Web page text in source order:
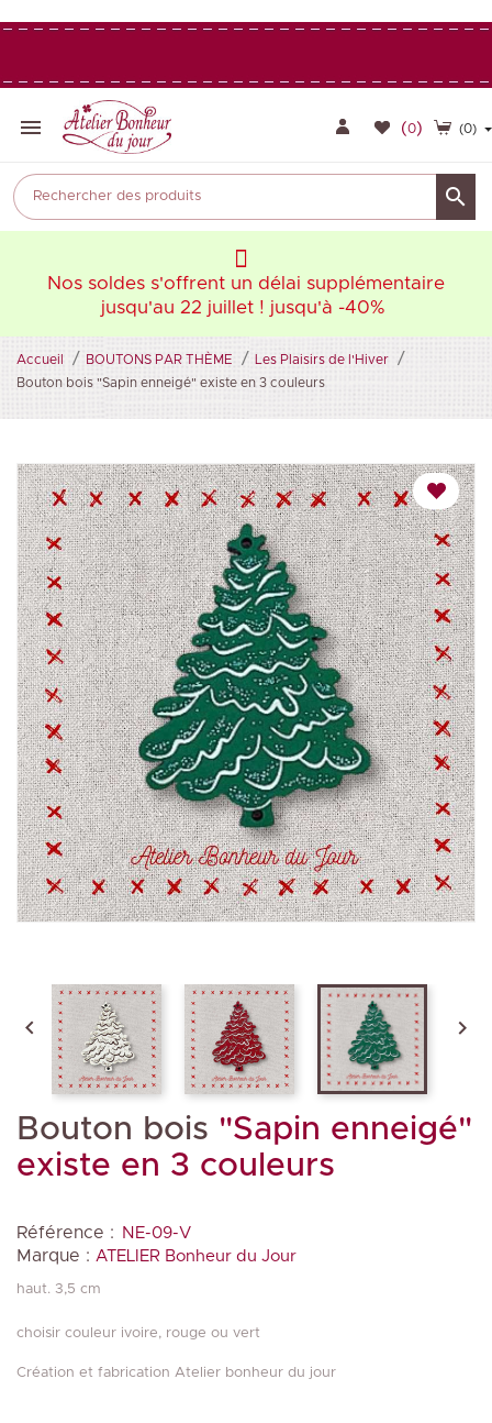
 (0)
(0)

Nos soldes s'offrent un délai supplémentaire
jusqu'au 22 juillet ! jusqu'à -40%
Accueil BOUTONS PAR THÈME
Les Plaisirs de l'Hiver
Bouton bois "Sapin enneigé" existe en 3 couleurs
 
Bouton bois "Sapin enneigé"
existe en 3 couleurs
Référence : NE-09-V
Marque : ATELIER Bonheur du Jour
haut. 3,5 cm
choisir couleur ivoire, rouge ou vert
Création et fabrication Atelier bonheur du jour